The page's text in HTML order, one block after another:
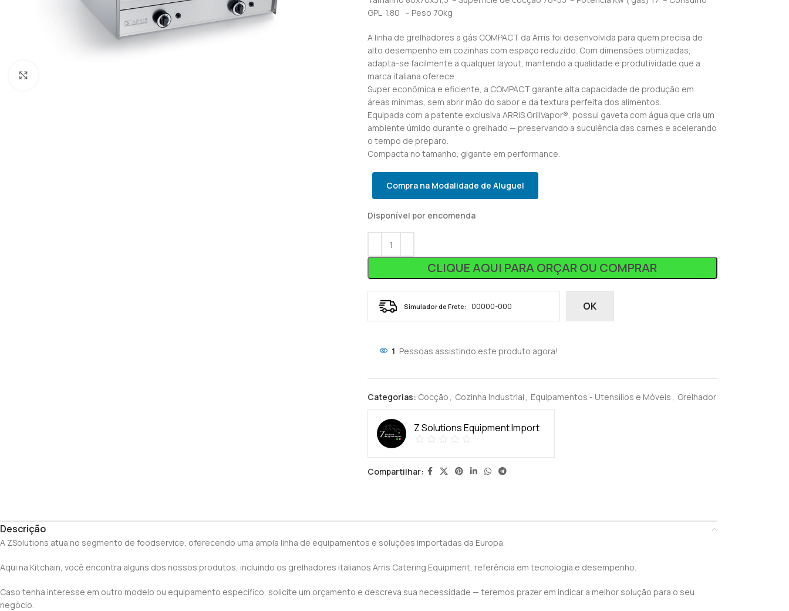
GPL 1.80 – Peso 70kg
A linha de grelhadores a gás COMPACT da Arris foi desenvolvida para quem precisa de
alto desempenho em cozinhas com espaço reduzido. Com dimensões otimizadas,
adapta-se facilmente a qualquer layout, mantendo a qualidade e produtividade que a
marca italiana oferece.
Super econômica e eficiente, a COMPACT garante alta capacidade de produção em
áreas mínimas, sem abrir mão do sabor e da textura perfeita dos alimentos.
Equipada com a patente exclusiva ARRIS GrillVapor®, possui gaveta com água que cria um
ambiente úmido durante o grelhado — preservando a suculência das carnes e acelerando
o tempo de preparo.
Compacta no tamanho, gigante em performance.
Compra na Modalidade de Aluguel
Disponível por encomenda
CLIQUE AQUI PARA ORÇAR OU COMPRAR
Simulador de Frete: OK
1 Pessoas assistindo este produto agora!
Categorias: Cocção , Cozinha Industrial , Equipamentos - Utensílios e Móveis , Grelhador
Z Solutions Equipment Import
Compartilhar:
Descrição
A ZSolutions atua no segmento de foodservice, oferecendo uma ampla linha de equipamentos e soluções importadas da Europa.
Aqui na Kitchain, você encontra alguns dos nossos produtos, incluindo os grelhadores italianos Arris Catering Equipment, referência em tecnologia e desempenho.
Caso tenha interesse em outro modelo ou equipamento específico, solicite um orçamento e descreva sua necessidade — teremos prazer em indicar a melhor solução para o seu
negócio.